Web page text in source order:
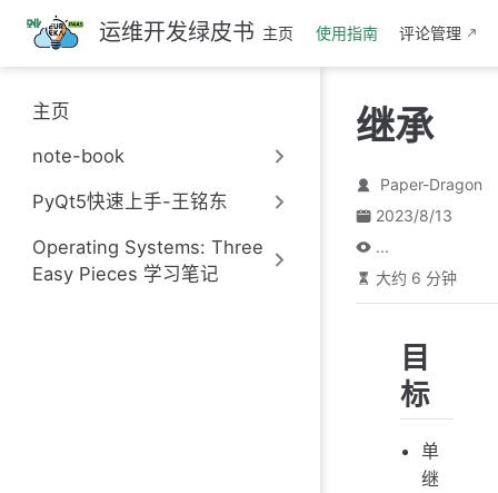
跳
至
主
要
內
运维开发绿皮书 主页 使用指南 评论管理
主页
note-book
PyQt5快速上手-王铭东
Operating Systems: Three
Easy Pieces 学习笔记
继承
Paper-Dragon
2023/8/13
...
大约 6 分钟
目
标
单
继